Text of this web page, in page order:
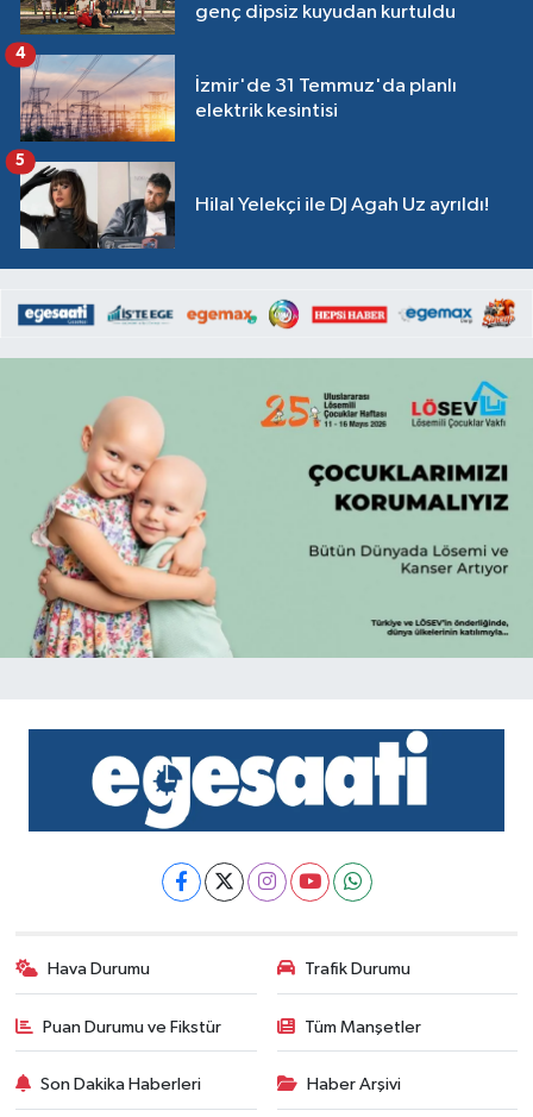
genç dipsiz kuyudan kurtuldu
İzmir'de 31 Temmuz'da planlı
elektrik kesintisi
4
Hilal Yelekçi ile DJ Agah Uz ayrıldı!
5
Hava Durumu Trafik Durumu
Puan Durumu ve Fikstür Tüm Manşetler
Son Dakika Haberleri Haber Arşivi